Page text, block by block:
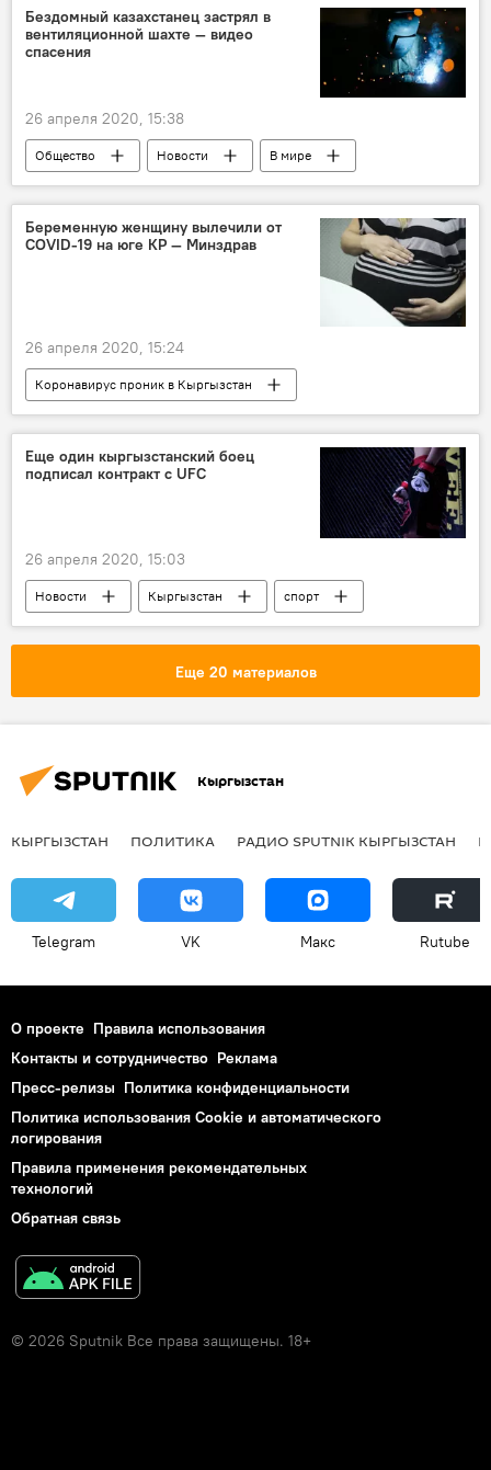
Когда закончится карантин в Кыргызстане — об отмене режима ЧП
Чрезвычайное положение в Кыргызстане
Бездомный казахстанец застрял в
вентиляционной шахте — видео
спасения
26 апреля 2020, 15:38
Общество Новости
В мире
Азия
Казахстан
Нур-Султан
шахта
спасение
Беременную женщину вылечили от
COVID-19 на юге КР — Минздрав
26 апреля 2020, 15:24
Коронавирус проник в Кыргызстан
Коронавирус в Кыргызстане
Новости
Общество
Кыргызстан
Коронавирус - 2020
Еще один кыргызстанский боец
подписал контракт с UFC
26 апреля 2020, 15:03
Новости Кыргызстан
спорт
кыргызстанец
UFC
контракты
Еще 20 материалов
Кыргызстан
КЫРГЫЗСТАН ПОЛИТИКА РАДИО SPUTNIK КЫРГЫЗСТАН
Telegram VK Макс Rutube
О проекте Правила использования
Контакты и сотрудничество Реклама
Пресс-релизы Политика конфиденциальности
Политика использования Cookie и автоматического
логирования
Правила применения рекомендательных
технологий
Обратная связь
© 2026 Sputnik Все права защищены. 18+